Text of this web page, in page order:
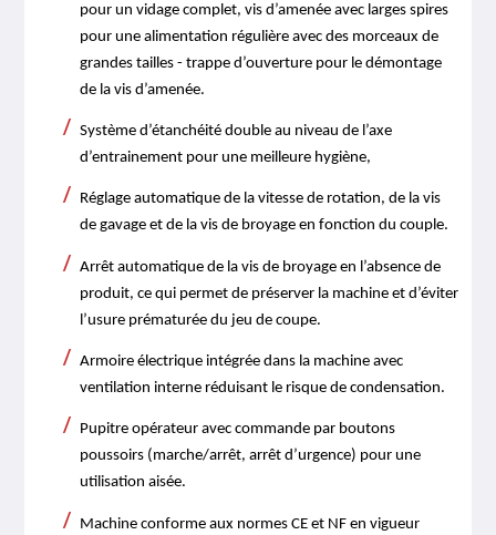
pour un vidage complet, vis d’amenée avec larges spires
pour une alimentation régulière avec des morceaux de
grandes tailles - trappe d’ouverture pour le démontage
de la vis d’amenée.
Système d’étanchéité double au niveau de l’axe
d’entrainement pour une meilleure hygiène,
Réglage automatique de la vitesse de rotation, de la vis
de gavage et de la vis de broyage en fonction du couple.
Arrêt automatique de la vis de broyage en l’absence de
produit, ce qui permet de préserver la machine et d’éviter
l’usure prématurée du jeu de coupe.
Armoire électrique intégrée dans la machine avec
ventilation interne réduisant le risque de condensation.
Pupitre opérateur avec commande par boutons
poussoirs (marche/arrêt, arrêt d’urgence) pour une
utilisation aisée.
Machine conforme aux normes CE et NF en vigueur